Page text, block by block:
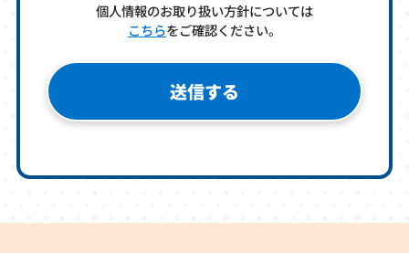
個人情報のお取り扱い方針については
こちらをご確認ください。